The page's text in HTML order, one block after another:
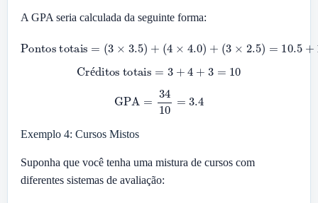
A GPA seria calculada da seguinte forma:
Pontos totais= 3 ×3.5 + (4× 4.0) +
×2.5 )=10.5 +16 + 7.5= 34
é
Créditos totais = + 4 3 =
3410
Exemplo 4: Cursos Mistos
Suponha que você tenha uma mistura de cursos com
diferentes sistemas de avaliação: